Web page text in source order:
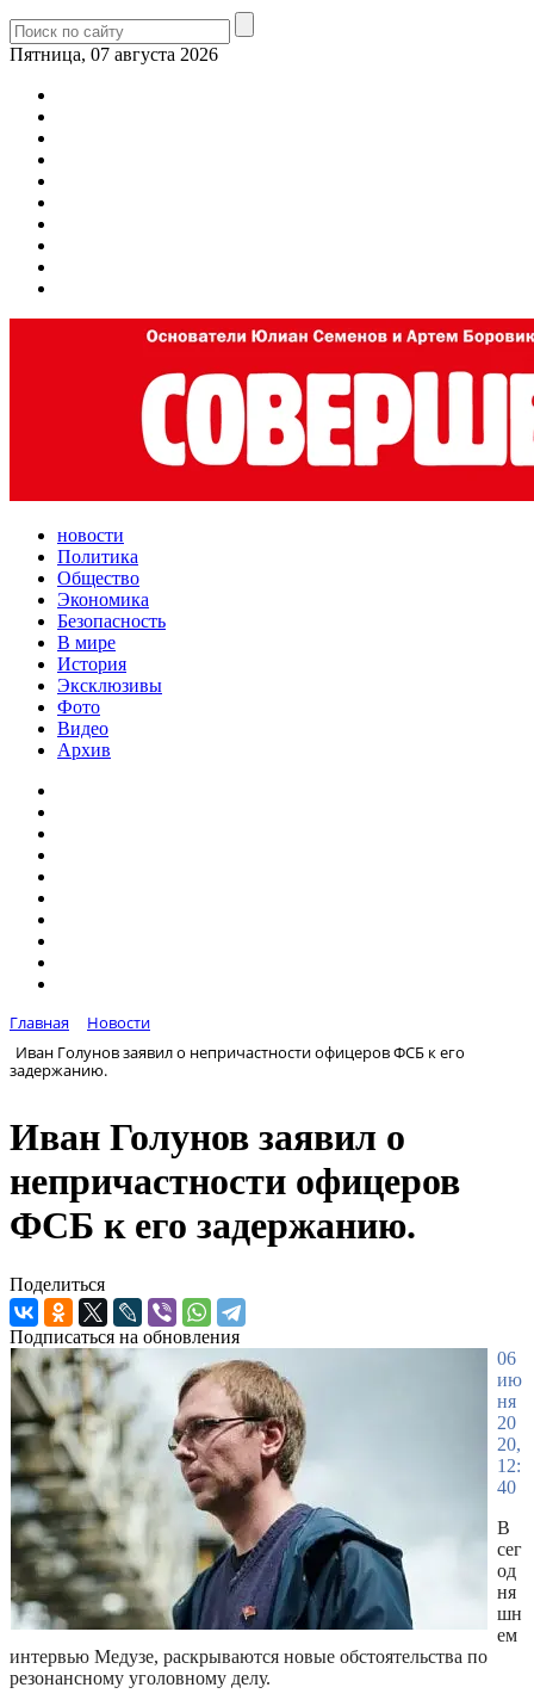
Пятница, 07 августа 2026
новости
Политика
Общество
Экономика
Безопасность
В мире
История
Эксклюзивы
Фото
Видео
Архив
Главная
Новости
Иван Голунов заявил о непричастности офицеров ФСБ к его
задержанию.
Иван Голунов заявил о
непричастности офицеров
ФСБ к его задержанию.
Поделиться
Подписаться на обновления
06
ию
ня
20
20,
12:
40
В
сег
од
ня
шн
ем
интервью Медузе, раскрываются новые обстоятельства по
резонансному уголовному делу.